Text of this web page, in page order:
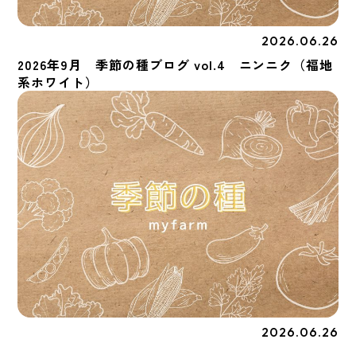
2026.06.26
2026年9月 季節の種ブログ vol.4 ニンニク（福地
系ホワイト）
2026.06.26